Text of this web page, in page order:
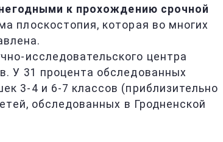
к прохождению срочной
плоскостопия, которая во многих
исследовательского центра
У 31 процента обследованных
3-4 и 6-7 классов (приблизительно
обследованных в Гродненской